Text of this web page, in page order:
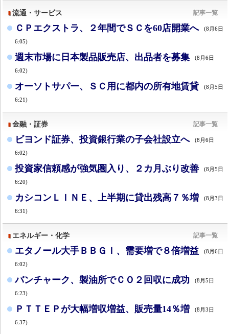
流通・サービス 記事一覧
ＣＰエクストラ、２年間でＳＣを60店開業へ (8月6日
6:05)
週末市場に日本製品販売店、出品者を募集 (8月6日
6:02)
オーソトサパー、ＳＣ用に都内の所有地賃貸 (8月5日
6:21)
金融・証券 記事一覧
ビヨンド証券、投資銀行業の子会社設立へ (8月6日
6:02)
投資家信頼感が強気圏入り、２カ月ぶり改善 (8月5日
6:20)
カシコンＬＩＮＥ、上半期に貸出残高７％増 (8月3日
6:31)
エネルギー・化学 記事一覧
エタノール大手ＢＢＧＩ、需要増で８倍増益 (8月6日
6:02)
バンチャーク、製油所でＣＯ２回収に成功 (8月5日
6:23)
ＰＴＴＥＰが大幅増収増益、販売量14％増 (8月3日
6:37)